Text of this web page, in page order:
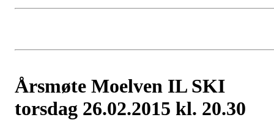
Årsmøte Moelven IL SKI
torsdag 26.02.2015 kl. 20.30